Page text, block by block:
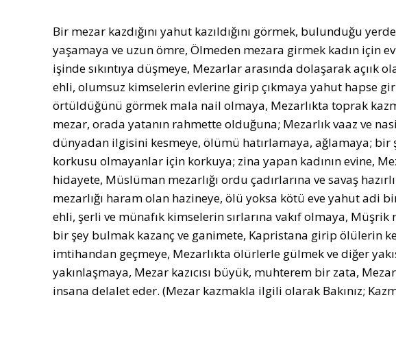
Bir mezar kazdığını yahut kazıldığını görmek, bulunduğu
yaşamaya ve uzun ömre, Ölmeden mezara girmek kadın için
işinde sıkıntıya düşmeye, Mezarlar arasında dolaşarak açıık
ehli, olumsuz kimselerin evlerine girip çıkmaya yahut hapse
örtüldüğünü görmek mala nail olmaya, Mezarlıkta toprak
mezar, orada yatanın rahmette olduğuna; Mezarlık vaaz ve
dünyadan ilgisini kesmeye, ölümü hatırlamaya, ağlamaya;
korkusu olmayanlar için korkuya; zina yapan kadının evine,
hidayete, Müslüman mezarlığı ordu çadırlarına ve savaş
mezarlığı haram olan hazineye, ölü yoksa kötü eve yahut adi
ehli, şerli ve münafık kimselerin sırlarına vakıf olmaya,
bir şey bulmak kazanç ve ganimete, Kapristana girip ölülerin
imtihandan geçmeye, Mezarlıkta ölürlerle gülmek ve diğer
yakınlaşmaya, Mezar kazıcısı büyük, muhterem bir zata,
insana delalet eder. (Mezar kazmakla ilgili olarak Bakınız;